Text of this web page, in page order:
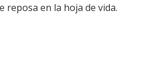
reposa en la hoja de vida.